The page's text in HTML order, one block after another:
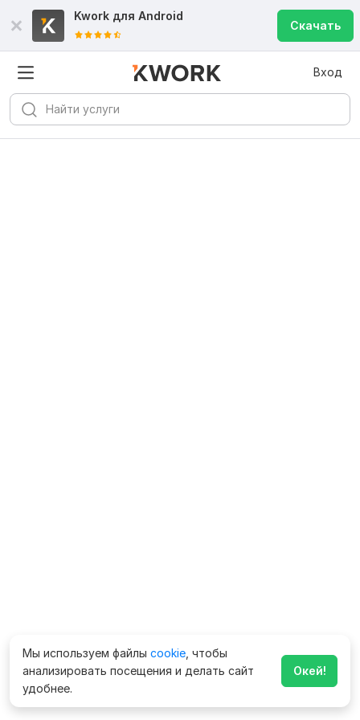
Kwork для Android
Скачать
Вход
Мы используем файлы cookie , чтобы
анализировать посещения и делать сайт
удобнее.
Окей!